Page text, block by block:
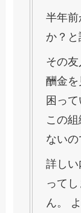
半年
か？と
その
酬金
困っ
この
ないの
詳し
って
ん。